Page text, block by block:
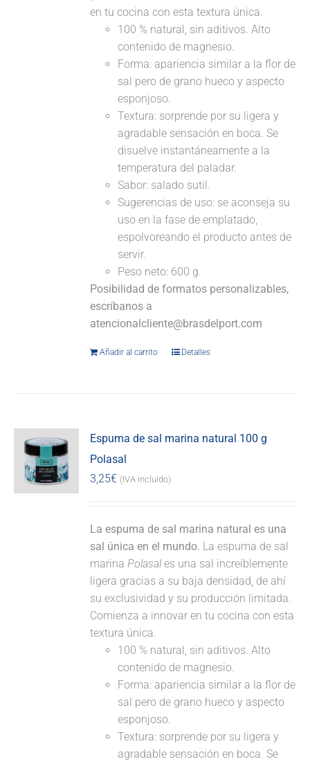
en tu cocina con esta textura única.
100 % natural, sin aditivos. Alto
contenido de magnesio.
Forma: apariencia similar a la flor de
sal pero de grano hueco y aspecto
esponjoso.
Textura: sorprende por su ligera y
agradable sensación en boca. Se
disuelve instantáneamente a la
temperatura del paladar.
Sabor: salado sutil.
Sugerencias de uso: se aconseja su
uso en la fase de emplatado,
espolvoreando el producto antes de
servir.
Peso neto: 600 g.
Posibilidad de formatos personalizables,
escríbanos a
atencionalcliente@brasdelport.com
Añadir al carrito Detalles
Espuma de sal marina natural 100 g
Polasal
3,25€ (IVA incluido)
La espuma de sal marina natural es una
sal única en el mundo. La espuma de sal
marinaPolasales una sal increíblemente
ligera gracias a su baja densidad, de ahí
su exclusividad y su producción limitada.
Comienza a innovar en tu cocina con esta
textura única.
100 % natural, sin aditivos. Alto
contenido de magnesio.
Forma: apariencia similar a la flor de
sal pero de grano hueco y aspecto
esponjoso.
Textura: sorprende por su ligera y
agradable sensación en boca. Se